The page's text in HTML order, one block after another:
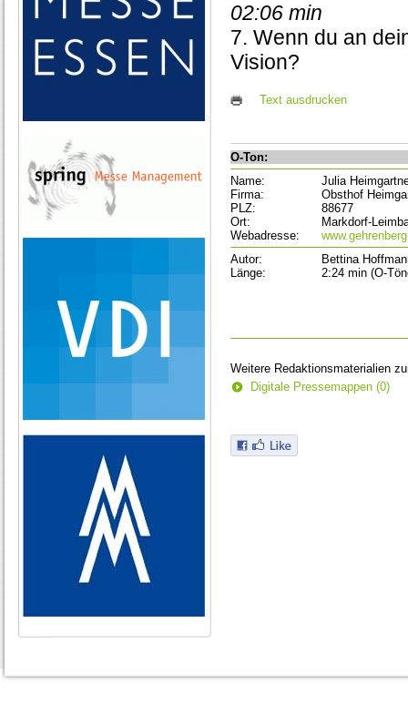
02:06 min
7. Wenn du an
Vision?
Text ausdrucken
O-Ton:
Name:
Julia
Firma:
Obsthof
PLZ:
88677
Ort:
Markdorf-
Webadresse:
Autor:
Bettina
Länge:
2:24 min (O-
Weitere Redaktionsmaterialien
Digitale Pressemappen (0)